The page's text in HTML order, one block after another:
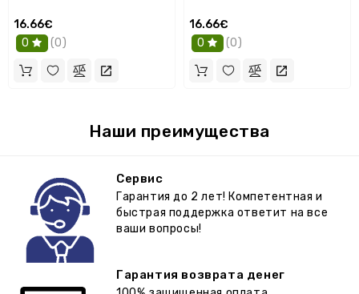
16.66€
0
(0)
16.66€
0
(0)
Наши преимущества
Сервис
Гарантия до 2 лет! Компетентная и
быстрая поддержка ответит на все
ваши вопросы!
Гарантия возврата денег